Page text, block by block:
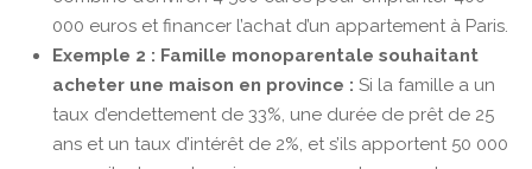
000 euros et financer l’achat d’un appartement à Paris.
Exemple 2 : Famille monoparentale souhaitant
acheter une maison en province : Si la famille a un
taux d’endettement de 33%, une durée de prêt de 25
ans et un taux d’intérêt de 2%, et s’ils apportent 50 000